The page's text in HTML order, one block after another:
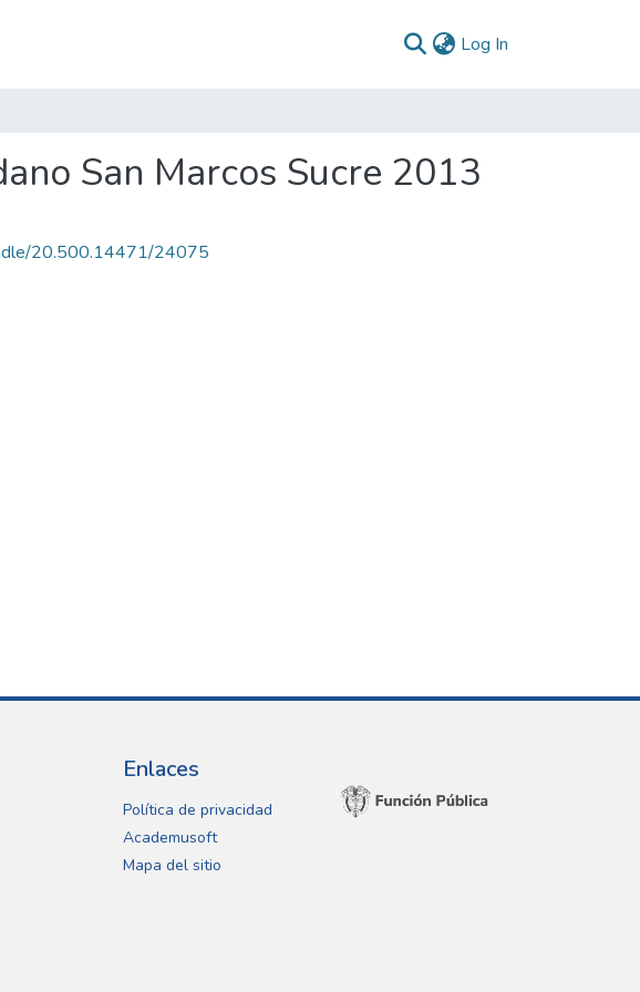
Log In
San Marcos Sucre 2013
20.500.14471/24075
Enlaces
Política de privacidad
Academusoft
Mapa del sitio